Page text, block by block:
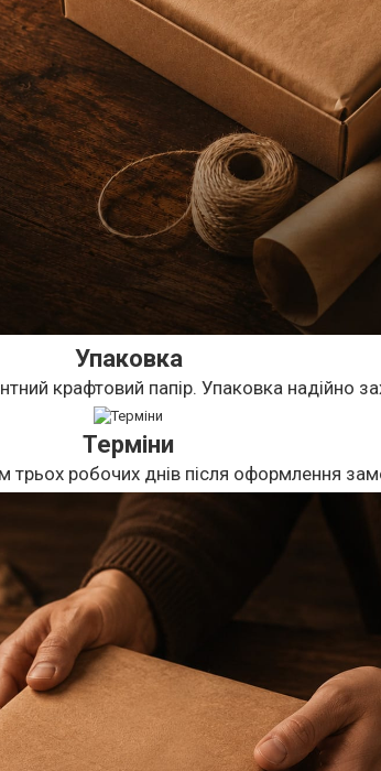
Упаковка
крафтовий папір. Упаковка надійно
Терміни
трьох робочих днів після оформлення